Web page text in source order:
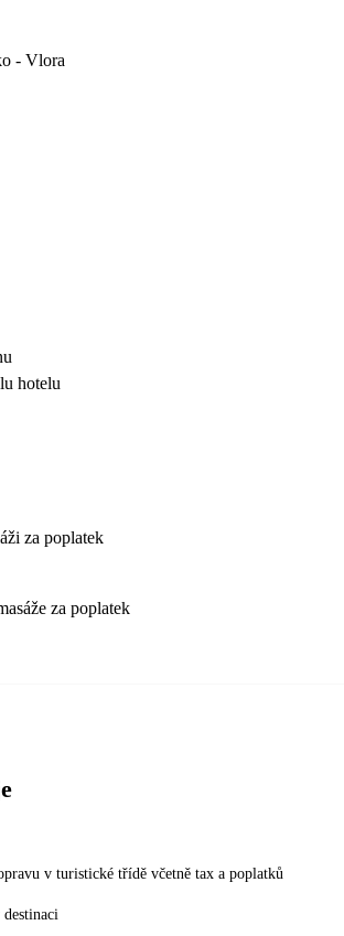
- Vlora
hotelu
za poplatek
za poplatek
v turistické třídě včetně tax a poplatků